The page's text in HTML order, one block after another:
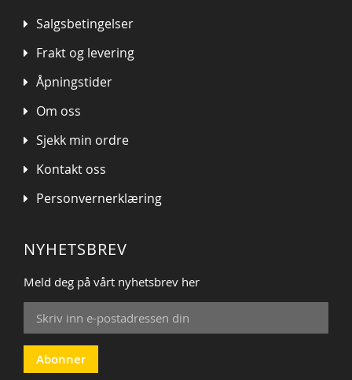
Salgsbetingelser
Frakt og levering
Åpningstider
Om oss
Sjekk min ordre
Kontakt oss
Personvernerklæring
NYHETSBREV
Meld deg på vårt nyhetsbrev her
Sign
Up
for
Our
Newsletter:
Abonner